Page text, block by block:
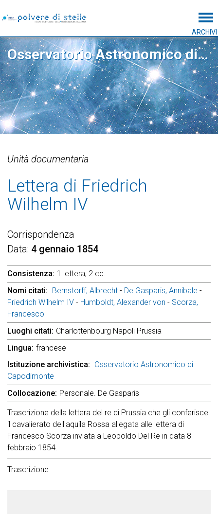
ARCHIVI
Osservatorio Astronomico di Capodimonte
Unità documentaria
Lettera di Friedrich
Wilhelm IV
Corrispondenza
Data 4 gennaio 1854
Consistenza 1 lettera, 2 cc.
Nomi citati
Bernstorff, Albrecht - De Gasparis, Annibale -
Friedrich Wilhelm IV - Humboldt, Alexander von - Scorza,
Francesco
Luoghi citati Charlottenbourg Napoli Prussia
Lingua francese
Istituzione archivistica
Osservatorio Astronomico di
Capodimonte
Collocazione Personale. De Gasparis
Trascrizione della lettera del re di Prussia che gli conferisce
il cavalierato dell'aquila Rossa allegata alle lettera di
Francesco Scorza inviata a Leopoldo Del Re in data 8
febbraio 1854.
Trascrizione